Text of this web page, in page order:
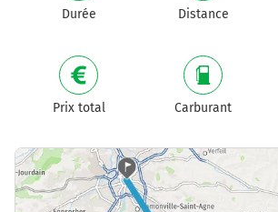
Durée Distance
Prix total Carburant